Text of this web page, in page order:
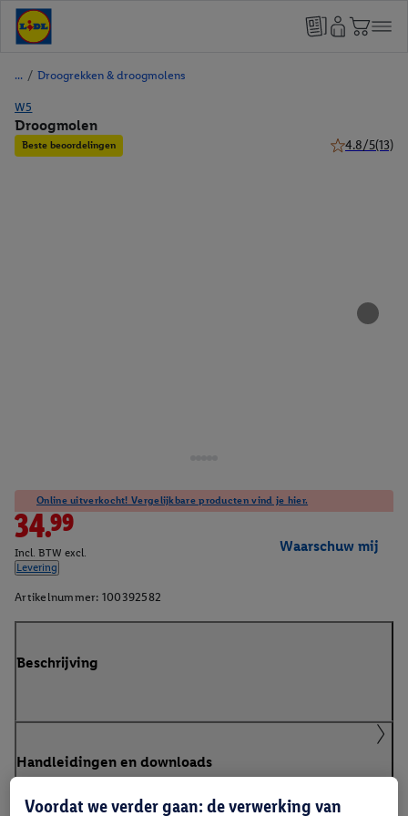
/ Droogrekken & droogmolens
W5
Droogmolen
Beste beoordelingen 4.8/5(13)
Online uitverkocht! Vergelijkbare producten vind je hier.
34.99
Incl. BTW excl.
Levering
Waarschuw mij
Artikelnummer: 100392582
Beschrijving
Handleidingen en downloads
Voordat we verder gaan: de verwerking van